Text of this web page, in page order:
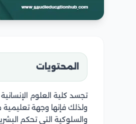
المحتويات
تجسد كلية العلوم
ولذلك فإنها وجهة
والسلوكية التي تحكم